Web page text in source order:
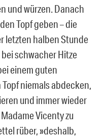
und würzen. Danach
Topf geben – die
letzten halben Stunde
schwacher Hitze
einem guten
niemals abdecken,
und immer wieder
Vicenty zu
rüber, »deshalb,